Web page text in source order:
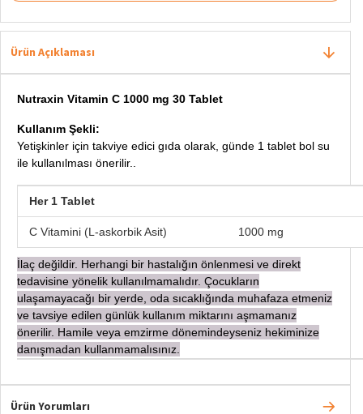
Ürün Açıklaması
Nutraxin Vitamin C 1000 mg 30 Tablet
Kullanım Şekli:
Yetişkinler için takviye edici gıda olarak, günde 1 tablet bol su
ile kullanılması önerilir.
Her 1 Tablet
C Vitamini (L-askorbik Asit) 1000 mg
İlaç değildir. Herhangi bir hastalığın önlenmesi ve direkt
tedavisine yönelik kullanılmamalıdır. Çocukların
ulaşamayacağı bir yerde, oda sıcaklığında muhafaza etmeniz
ve tavsiye edilen günlük kullanım miktarını aşmamanız
önerilir. Hamile veya emzirme dönemindeyseniz hekiminize
danışmadan kullanmamalısınız.
Ürün Yorumları